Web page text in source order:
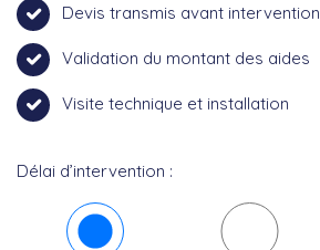
Devis transmis avant intervention
Validation du montant des aides
Visite technique et installation
Délai d’intervention :